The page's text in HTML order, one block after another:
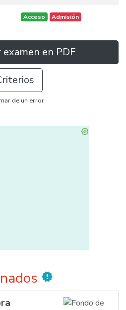
Acceso Admisión
examen en PDF
de un error
new_releases